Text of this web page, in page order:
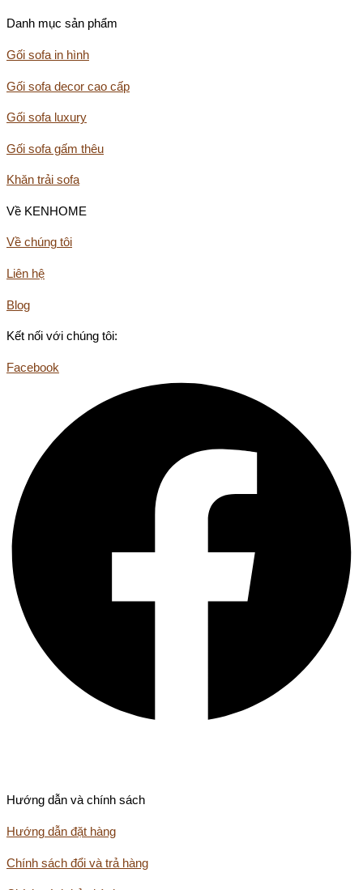
Danh mục sản phẩm
Gối sofa in hình
Gối sofa decor cao cấp
Gối sofa luxury
Gối sofa gấm thêu
Khăn trải sofa
Về KENHOME
Về chúng tôi
Liên hệ
Blog
Kết nối với chúng tôi:
Facebook
Hướng dẫn và chính sách
Hướng dẫn đặt hàng
Chính sách đổi và trả hàng